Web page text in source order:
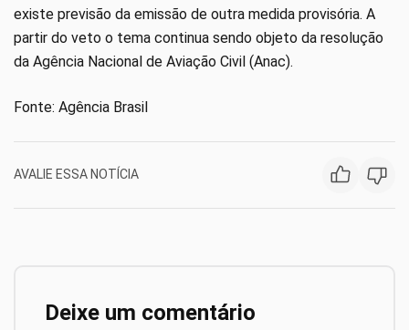
existe previsão da emissão de outra medida provisória. A
partir do veto o tema continua sendo objeto da resolução
da Agência Nacional de Aviação Civil (Anac).
Fonte: Agência Brasil
AVALIE ESSA NOTÍCIA
Deixe um comentário